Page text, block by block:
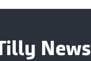
News